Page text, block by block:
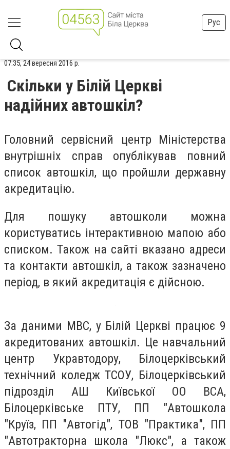
Рус
07:35, 24 вересня 2016 р.
Скільки у Білій Церкві
надійних автошкіл?
Головний сервісний центр Міністерства
внутрішніх справ опублікував повний
список автошкіл, що пройшли державну
акредитацію.
Для пошуку автошколи можна
користуватись інтерактивною мапою або
списком. Також на сайті вказано адреси
та контакти автошкіл, а також зазначено
період, в який акредитація є дійсною.
За даними МВС, у Білій Церкві працює 9
акредитованих автошкіл. Це навчальний
центр Укравтодору, Білоцерківський
технічний коледж ТСОУ, Білоцерківський
підрозділ АШ Київської ОО ВСА,
Білоцерківське ПТУ, ПП "Автошкола
"Круїз, ПП "Автогід", ТОВ "Практика", ПП
"Автотракторна школа "Люкс", а також